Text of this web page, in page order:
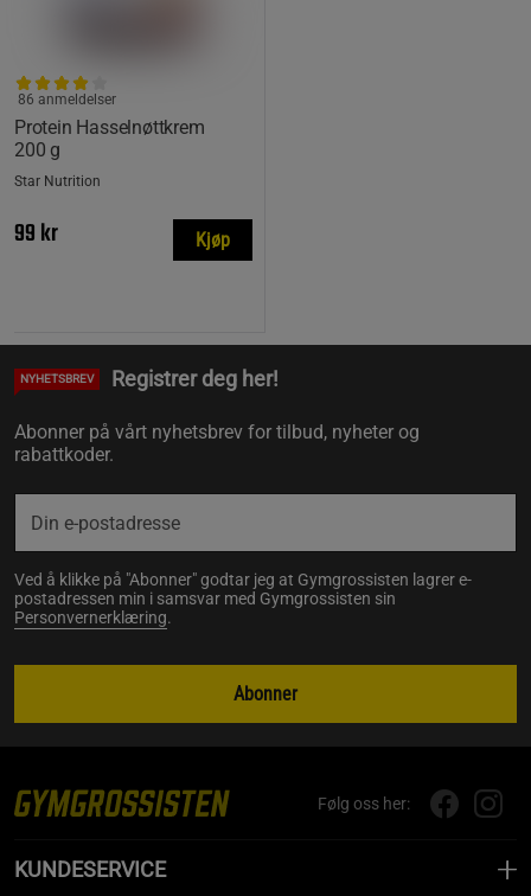
Protein Hasselnøttkrem
200 g
86 anmeldelser
Star Nutrition
99 kr Kjøp
NYHETSBREV Registrer deg her!
Abonner på vårt nyhetsbrev for tilbud, nyheter og
rabattkoder.
Ved å klikke på "Abonner" godtar jeg at Gymgrossisten lagrer e-
postadressen min i samsvar med Gymgrossisten sin
Personvernerklæring.
Abonner
Følg oss her:
KUNDESERVICE